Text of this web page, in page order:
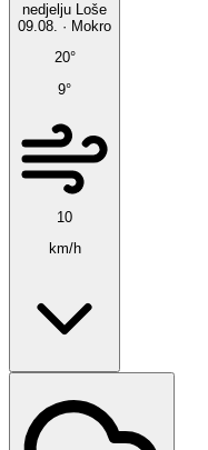
nedjelju Loše
09.08. · Mokro
20°
9°
10
km/h